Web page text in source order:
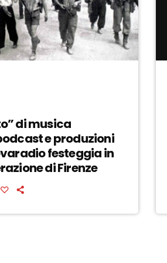
di musica
e produzioni
festeggia in
di Firenze